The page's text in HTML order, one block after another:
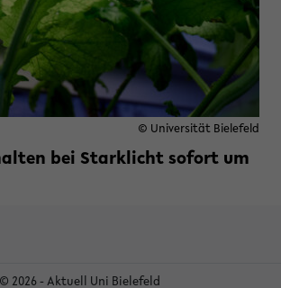
© Universität Bielefeld
bei Starklicht sofort um
© 2026 - Aktuell Uni Bielefeld